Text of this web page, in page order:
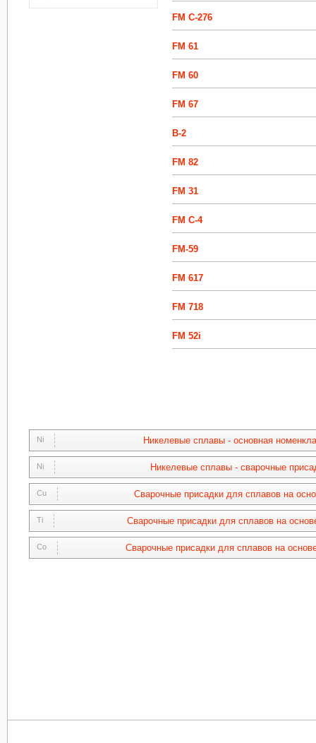
FM C-276
FM 61
FM 60
FM 67
B-2
FM 82
FM 31
FM C-4
FM-59
FM 617
FM 718
FM 52i
Ni Никелевые сплавы - основная
Ni Никелевые сплавы - сварочные
Cu Сварочные присадки для сплавов на
Ti Сварочные присадки для сплавов на
Co Сварочные присадки для сплавов на